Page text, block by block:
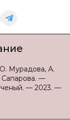
Мурадова, А.
—
— 2023. —